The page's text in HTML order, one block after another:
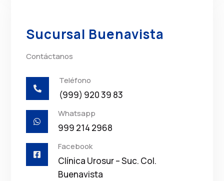
Sucursal Buenavista
Contáctanos

Teléfono
(999) 920 39 83

Whatsapp
999 214 2968

Facebook
Clínica Urosur – Suc. Col.
Buenavista